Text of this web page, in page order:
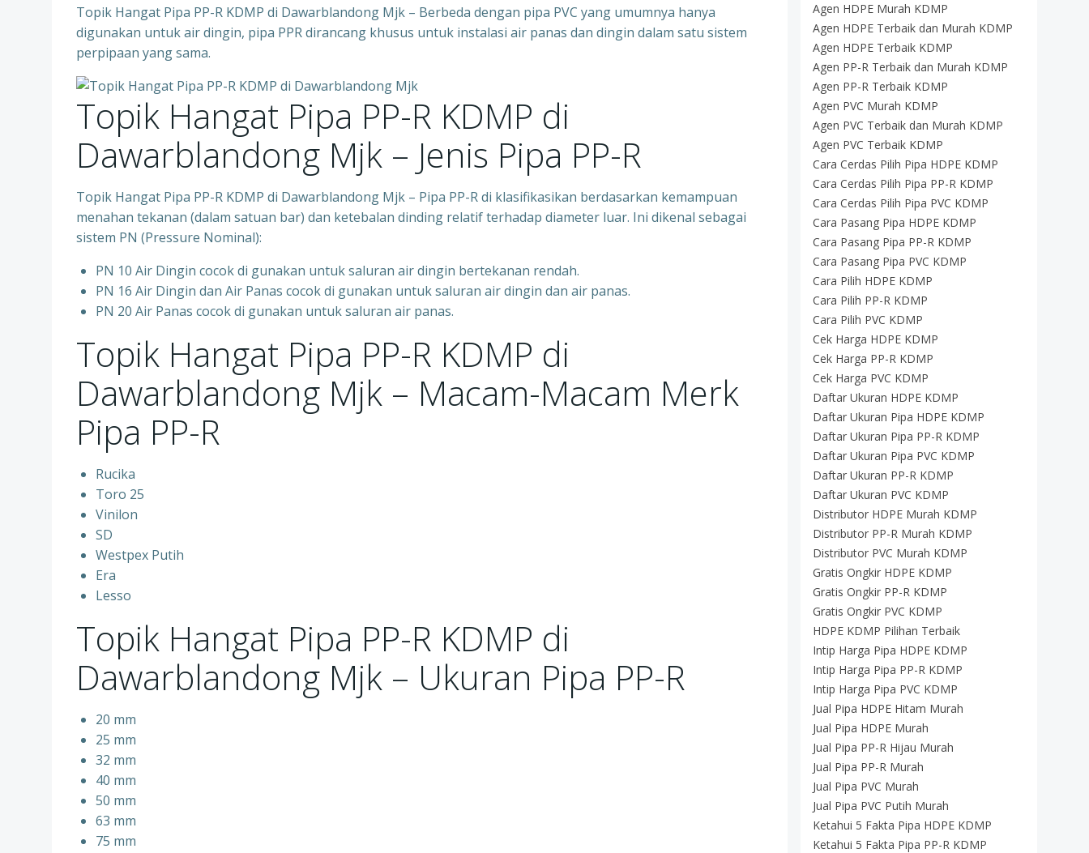
Topik Hangat Pipa PP-R KDMP di Dawarblandong Mjk – Berbeda dengan pipa PVC yang umumnya hanya
digunakan untuk air dingin, pipa PPR dirancang khusus untuk instalasi air panas dan dingin dalam satu sistem
perpipaan yang sama.
Topik Hangat Pipa PP-R KDMP di
Dawarblandong Mjk – Jenis Pipa PP-R
Topik Hangat Pipa PP-R KDMP di Dawarblandong Mjk – Pipa PP-R di klasifikasikan berdasarkan kemampuan
menahan tekanan (dalam satuan bar) dan ketebalan dinding relatif terhadap diameter luar. Ini dikenal sebagai
sistem PN (Pressure Nominal):
PN 10 Air Dingin cocok di gunakan untuk saluran air dingin bertekanan rendah.
PN 16 Air Dingin dan Air Panas cocok di gunakan untuk saluran air dingin dan air panas.
PN 20 Air Panas cocok di gunakan untuk saluran air panas.
Topik Hangat Pipa PP-R KDMP di
Dawarblandong Mjk – Macam-Macam Merk
Pipa PP-R
Rucika
Toro 25
Vinilon
SD
Westpex Putih
Era
Lesso
Topik Hangat Pipa PP-R KDMP di
Dawarblandong Mjk – Ukuran Pipa PP-R
20 mm
25 mm
32 mm
40 mm
50 mm
63 mm
75 mm
Agen HDPE Murah KDMP
Agen HDPE Terbaik dan Murah KDMP
Agen HDPE Terbaik KDMP
Agen PP-R Terbaik dan Murah KDMP
Agen PP-R Terbaik KDMP
Agen PVC Murah KDMP
Agen PVC Terbaik dan Murah KDMP
Agen PVC Terbaik KDMP
Cara Cerdas Pilih Pipa HDPE KDMP
Cara Cerdas Pilih Pipa PP-R KDMP
Cara Cerdas Pilih Pipa PVC KDMP
Cara Pasang Pipa HDPE KDMP
Cara Pasang Pipa PP-R KDMP
Cara Pasang Pipa PVC KDMP
Cara Pilih HDPE KDMP
Cara Pilih PP-R KDMP
Cara Pilih PVC KDMP
Cek Harga HDPE KDMP
Cek Harga PP-R KDMP
Cek Harga PVC KDMP
Daftar Ukuran HDPE KDMP
Daftar Ukuran Pipa HDPE KDMP
Daftar Ukuran Pipa PP-R KDMP
Daftar Ukuran Pipa PVC KDMP
Daftar Ukuran PP-R KDMP
Daftar Ukuran PVC KDMP
Distributor HDPE Murah KDMP
Distributor PP-R Murah KDMP
Distributor PVC Murah KDMP
Gratis Ongkir HDPE KDMP
Gratis Ongkir PP-R KDMP
Gratis Ongkir PVC KDMP
HDPE KDMP Pilihan Terbaik
Intip Harga Pipa HDPE KDMP
Intip Harga Pipa PP-R KDMP
Intip Harga Pipa PVC KDMP
Jual Pipa HDPE Hitam Murah
Jual Pipa HDPE Murah
Jual Pipa PP-R Hijau Murah
Jual Pipa PP-R Murah
Jual Pipa PVC Murah
Jual Pipa PVC Putih Murah
Ketahui 5 Fakta Pipa HDPE KDMP
Ketahui 5 Fakta Pipa PP-R KDMP